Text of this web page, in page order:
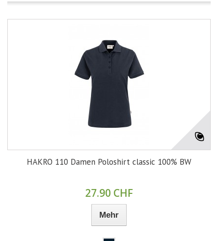
HAKRO 110 Damen Poloshirt classic 100% BW
27.90 CHF
Mehr